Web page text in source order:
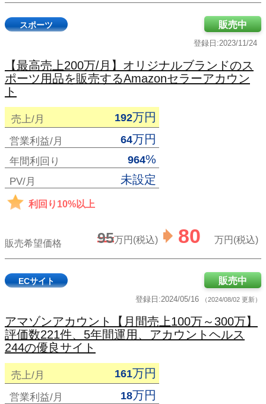
スポーツ
登録日:2023/11/24
販売中
【最高売上200万/月】オリジナルブランドのス
ポーツ用品を販売するAmazonセラーアカウン
ト
売上/月 192万円
営業利益/月 64万円
年間利回り 964%
PV/月 未設定
利回り10%以上
販売希望価格 95万円(税込) 80 万円(税込)
ECサイト
登録日:2024/05/16 （2024/08/02 更新）
販売中
アマゾンアカウント【月間売上100万～300万】
評価数221件、5年間運用、アカウントヘルス
244の優良サイト
売上/月 161万円
営業利益/月 18万円